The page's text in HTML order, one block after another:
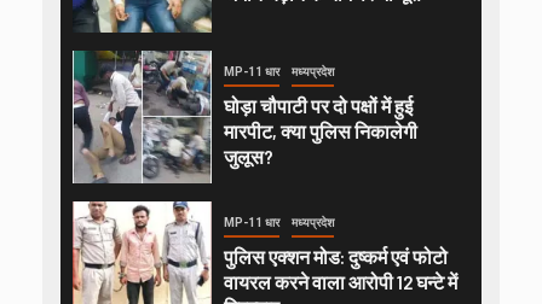
MP-11 धार मध्यप्रदेश
घोड़ा चौपाटी पर दो पक्षों में हुई
मारपीट, क्या पुलिस निकालेगी
जुलूस?
MP-11 धार मध्यप्रदेश
पुलिस एक्शन मोड: दुष्कर्म एवं फोटो
वायरल करने वाला आरोपी 12 घन्टे में